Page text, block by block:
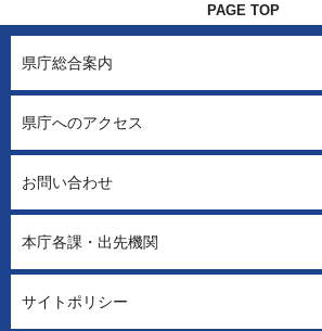
PAGE TOP
県庁総合案内
県庁へのアクセス
お問い合わせ
本庁各課・出先機関
サイトポリシー